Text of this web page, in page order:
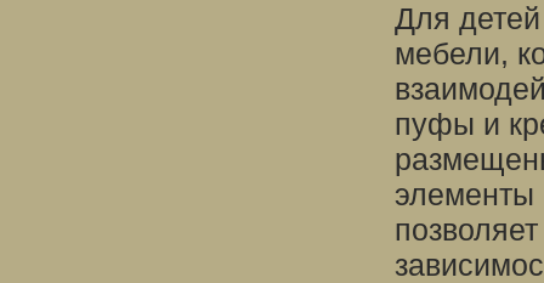
Для
мебели,
пуфы и
элементы